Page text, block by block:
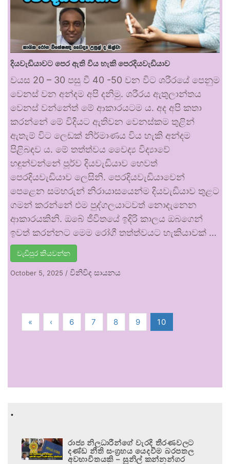
දියවැඩියාවට පෙර ඇති විය හැකි පෙරදියවැඩියාව
වයස 20 – 30 පසු වී 40 -50 වන විට ශරීරයේ පෙනුම
වෙනස් වන අන්දම අපි දනිමු. ශරීරය ඇතුලාන්තය
වෙනස් වන්නේත් මේ ආකාරයටම ය. අද අපි කතා
කරන්නේ මේ විදියට ඇතිවන වෙනස්කම තුළින්
ඇතැම් විට ලෙඩක් නිර්මාණය විය හැකි අන්දම
පිළිබඳව ය. මේ තත්ත්වය වෛද්‍ය විද්‍යාවේ
හඳුන්වන්නේ පූර්ව දියවැඩියාව හෙවත්
පෙරදියවැඩියාව ලෙසිනි. පෙරදියවැඩියාවෙන්
පෙළෙන සමහරුන් නිරායාසයෙන්ම දියවැඩියාව තුළට
ගමන් කරන්නේ එම පුද්ගලයාටවත් නොදැනෙන
ආකාරයකිනි. ඔබේ ජීවිතයේ ඉදිරි කාලය ඔබගෙන්
ඉවත් කරන්නට මෙම රෝගී තත්ත්වයට හැකියාවක් …
වැඩිපුර කියවන්න
October 5, 2025 / විනිවිද සායනය
« ‹ 6 7 8 9 10
.
රාජ්‍ය නිලධාරීන්ගේ වැරදි තීරණවලට
දණ්ඩ නීති සංග්‍රහය යෙදවීම බරපතල
අවභාවිතයකි – සුනිල් කන්නන්ගර